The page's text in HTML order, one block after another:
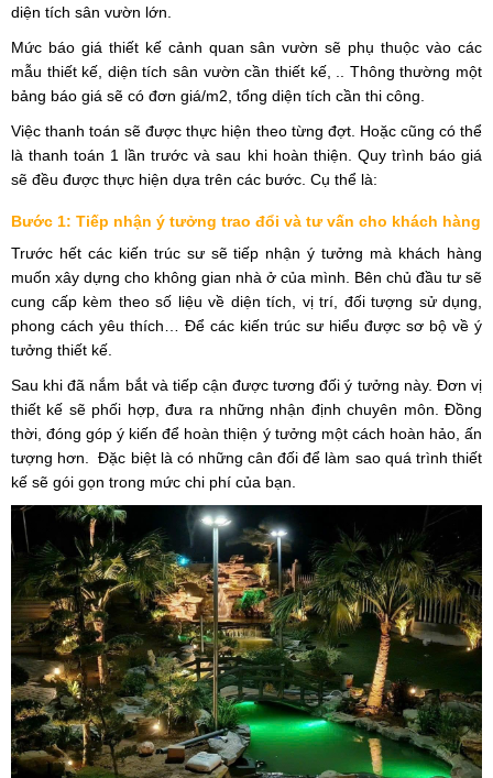
diện tích sân vườn lớn.
Mức báo giá thiết kế cảnh quan sân vườn sẽ phụ thuộc vào các
mẫu thiết kế, diện tích sân vườn cần thiết kế, .. Thông thường một
bảng báo giá sẽ có đơn giá/m2, tổng diện tích cần thi công.
Việc thanh toán sẽ được thực hiện theo từng đợt. Hoặc cũng có thể
là thanh toán 1 lần trước và sau khi hoàn thiện. Quy trình báo giá
sẽ đều được thực hiện dựa trên các bước. Cụ thể là:
Bước 1: Tiếp nhận ý tưởng trao đổi và tư vấn cho khách hàng
Trước hết các kiến trúc sư sẽ tiếp nhận ý tưởng mà khách hàng
muốn xây dựng cho không gian nhà ở của mình. Bên chủ đầu tư sẽ
cung cấp kèm theo số liệu về diện tích, vị trí, đối tượng sử dụng,
phong cách yêu thích… Để các kiến trúc sư hiểu được sơ bộ về ý
tưởng thiết kế.
Sau khi đã nắm bắt và tiếp cận được tương đối ý tưởng này. Đơn vị
thiết kế sẽ phối hợp, đưa ra những nhận định chuyên môn. Đồng
thời, đóng góp ý kiến để hoàn thiện ý tưởng một cách hoàn hảo, ấn
tượng hơn. Đặc biệt là có những cân đối để làm sao quá trình thiết
kế sẽ gói gọn trong mức chi phí của bạn.